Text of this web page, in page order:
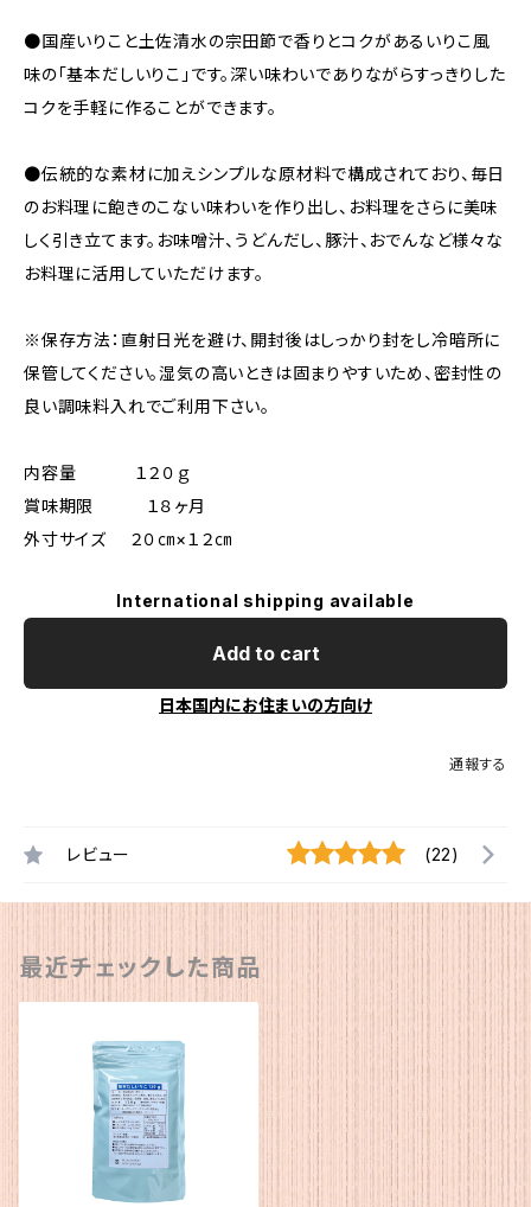
●国産いりこと土佐清水の宗田節で香りとコクがあるいりこ風
味の「基本だしいりこ」です。深い味わいでありながらすっきりした
コクを手軽に作ることができます。
●伝統的な素材に加えシンプルな原材料で構成されており、毎日
のお料理に飽きのこない味わいを作り出し、お料理をさらに美味
しく引き立てます。お味噌汁、うどんだし、豚汁、おでんなど様々な
お料理に活用していただけます。
※保存方法：直射日光を避け、開封後はしっかり封をし冷暗所に
保管してください。湿気の高いときは固まりやすいため、密封性の
良い調味料入れでご利用下さい。
内容量 １２０ｇ
賞味期限 １８ヶ月
外寸サイズ ２０㎝×１２㎝
International shipping available
Add to cart
日本国内にお住まいの方向け
通報する
レビュー (22)
最近チェックした商品